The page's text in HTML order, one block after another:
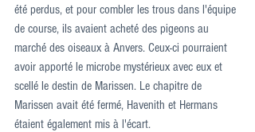
été perdus, et pour combler les trous dans l'équipe
de course, ils avaient acheté des pigeons au
marché des oiseaux à Anvers. Ceux-ci pourraient
avoir apporté le microbe mystérieux avec eux et
scellé le destin de Marissen. Le chapitre de
Marissen avait été fermé, Havenith et Hermans
étaient également mis à l'écart.